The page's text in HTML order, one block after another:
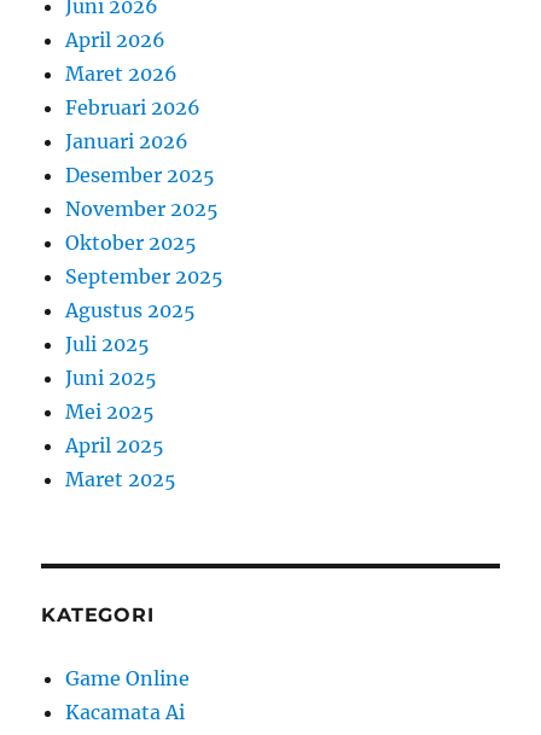
Juni 2026
April 2026
Maret 2026
Februari 2026
Januari 2026
Desember 2025
November 2025
Oktober 2025
September 2025
Agustus 2025
Juli 2025
Juni 2025
Mei 2025
April 2025
Maret 2025
KATEGORI
Game Online
Kacamata Ai